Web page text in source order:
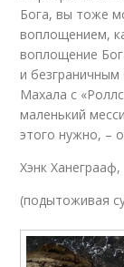
Бога, вы тоже
воплощением,
воплощение
и
Махала с
маленький
этого нужно, –
Хэнк Ханеграаф,
(подытоживая